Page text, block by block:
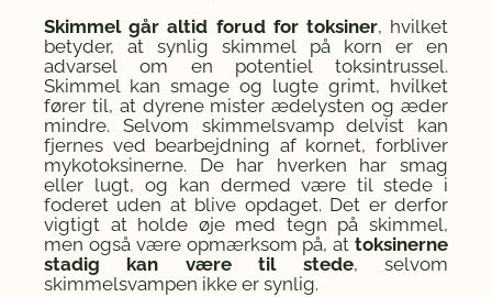
Skimmel går altid forud for toksiner, hvilket
betyder, at synlig skimmel på korn er en
advarsel om en potentiel toksintrussel.
Skimmel kan smage og lugte grimt, hvilket
fører til, at dyrene mister ædelysten og æder
mindre. Selvom skimmelsvamp delvist kan
fjernes ved bearbejdning af kornet, forbliver
mykotoksinerne. De har hverken har smag
eller lugt, og kan dermed være til stede i
foderet uden at blive opdaget. Det er derfor
vigtigt at holde øje med tegn på skimmel,
men også være opmærksom på, at toksinerne
stadig kan være til stede, selvom
skimmelsvampen ikke er synlig.